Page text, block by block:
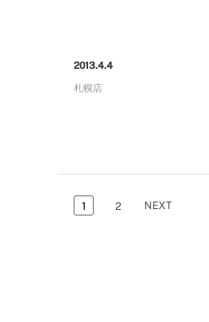
2013.4.4
札幌店
1 2 NEXT